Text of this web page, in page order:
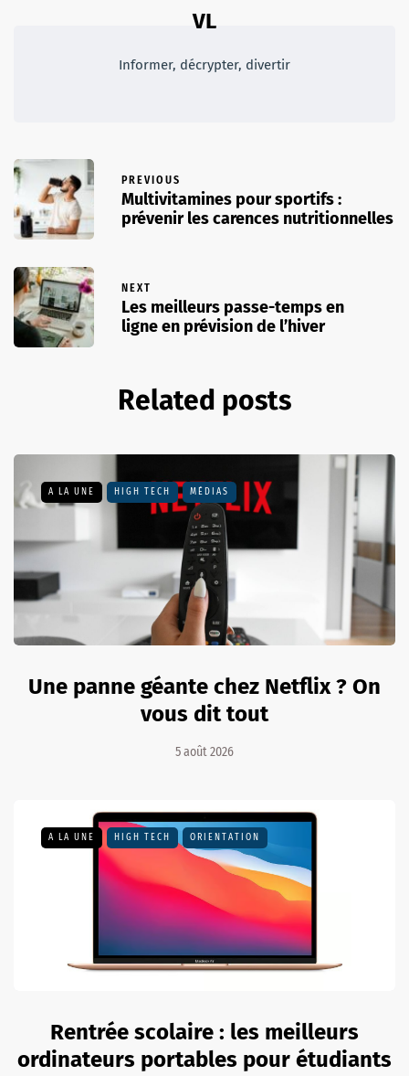
VL
Informer, décrypter, divertir
PREVIOUS
Multivitamines pour sportifs :
prévenir les carences nutritionnelles
NEXT
Les meilleurs passe-temps en
ligne en prévision de l’hiver
Related posts
A LA UNE HIGH TECH MÉDIAS
Une panne géante chez Netflix ? On
vous dit tout
5 août 2026
A LA UNE HIGH TECH ORIENTATION
Rentrée scolaire : les meilleurs
ordinateurs portables pour étudiants